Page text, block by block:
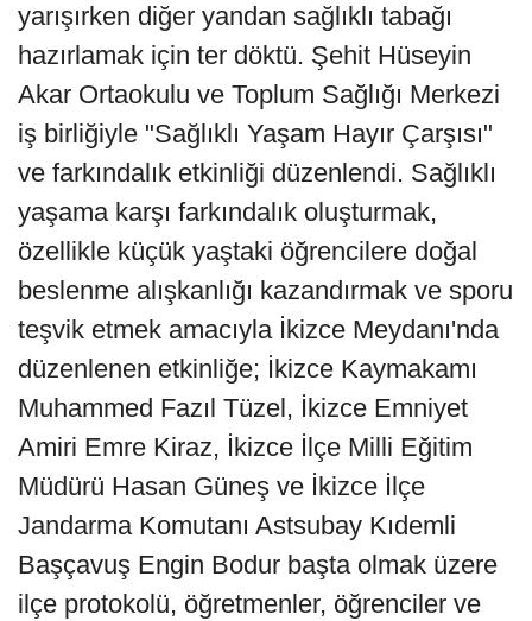
yarışırken diğer yandan sağlıklı tabağı
hazırlamak için ter döktü. Şehit Hüseyin
Akar Ortaokulu ve Toplum Sağlığı Merkezi
iş birliğiyle "Sağlıklı Yaşam Hayır Çarşısı"
ve farkındalık etkinliği düzenlendi. Sağlıklı
yaşama karşı farkındalık oluşturmak,
özellikle küçük yaştaki öğrencilere doğal
beslenme alışkanlığı kazandırmak ve sporu
teşvik etmek amacıyla İkizce Meydanı'nda
düzenlenen etkinliğe; İkizce Kaymakamı
Muhammed Fazıl Tüzel, İkizce Emniyet
Amiri Emre Kiraz, İkizce İlçe Milli Eğitim
Müdürü Hasan Güneş ve İkizce İlçe
Jandarma Komutanı Astsubay Kıdemli
Başçavuş Engin Bodur başta olmak üzere
ilçe protokolü, öğretmenler, öğrenciler ve